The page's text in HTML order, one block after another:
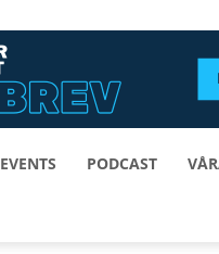
EVENTS PODCAST